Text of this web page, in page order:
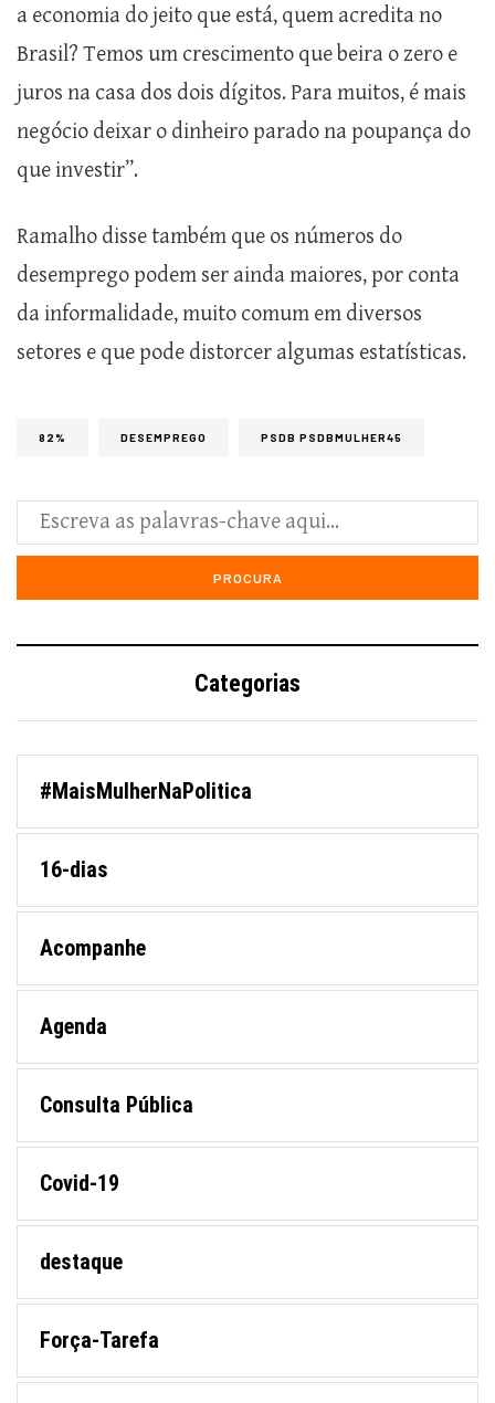
a economia do jeito que está, quem acredita no
Brasil? Temos um crescimento que beira o zero e
juros na casa dos dois dígitos. Para muitos, é mais
negócio deixar o dinheiro parado na poupança do
que investir”.
Ramalho disse também que os números do
desemprego podem ser ainda maiores, por conta
da informalidade, muito comum em diversos
setores e que pode distorcer algumas estatísticas.
82% DESEMPREGO PSDB PSDBMULHER45
Categorias
#MaisMulherNaPolitica
16-dias
Acompanhe
Agenda
Consulta Pública
Covid-19
destaque
Força-Tarefa